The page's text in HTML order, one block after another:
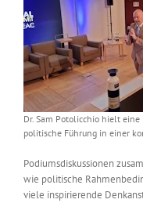
Dr. Sam Potolicchio hielt
politische Führung in einer
Podiumsdiskussionen
wie politische
viele inspirierende